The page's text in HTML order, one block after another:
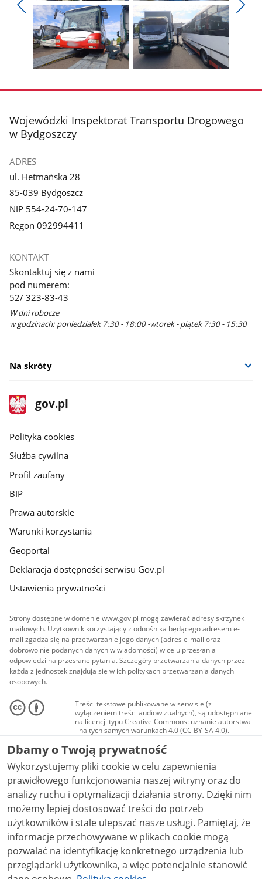
Pokaż
poprzednie
zdjęcia
Pokaż
zdjęcie
1
z
galerii.
Pokaż
zdjęcie
2
galerii.
zdjęcie
galerii.
zdjęcie
galerii.
stopka
Wojewódzki Inspektorat Transportu Drogowego
w Bydgoszczy
ADRES
ul. Hetmańska 28
85-039 Bydgoszcz
NIP 554-24-70-147
Regon 092994411
KONTAKT
Skontaktuj się z nami
pod numerem:
52/ 323-83-43
W dni robocze
w godzinach: poniedziałek 7:30 - 18:00 -wtorek - piątek 7:30 - 15:30
Na skróty
stopka
gov.pl
Strona
gov.pl
gov.pl
Polityka cookies
Służba cywilna
Profil zaufany
BIP
Prawa autorskie
Warunki korzystania
Geoportal
Deklaracja dostępności serwisu Gov.pl
Ustawienia prywatności
Strony dostępne w domenie www.gov.pl mogą zawierać adresy skrzynek
mailowych. Użytkownik korzystający z odnośnika będącego adresem e-
mail zgadza się na przetwarzanie jego danych (adres e-mail oraz
dobrowolnie podanych danych w wiadomości) w celu przesłania
odpowiedzi na przesłane pytania. Szczegóły przetwarzania danych przez
każdą z jednostek znajdują się w ich politykach przetwarzania danych
osobowych.
Treści tekstowe publikowane w serwisie (z
wyłączeniem treści audiowizualnych), są udostępniane
na licencji typu Creative Commons: uznanie autorstwa
- na tych samych warunkach 4.0 (CC BY-SA 4.0).
Materiały audiowizualne, w tym zdjęcia, materiały
audio i wideo, są udostępniane na licencji typu
Creative Commons: uznanie autorstwa użycie
niekomercyjne - bez utworów zależnych 4.0 (CC BY-
NC-ND 4.0), o ile nie jest to stwierdzone inaczej.
Dbamy o Twoją prywatność
Wykorzystujemy pliki cookie w celu zapewnienia
prawidłowego funkcjonowania naszej witryny oraz do
analizy ruchu i optymalizacji działania strony. Dzięki nim
możemy lepiej dostosować treści do potrzeb
użytkowników i stale ulepszać nasze usługi. Pamiętaj, że
informacje przechowywane w plikach cookie mogą
pozwalać na identyfikację konkretnego urządzenia lub
przeglądarki użytkownika, a więc potencjalnie stanowić